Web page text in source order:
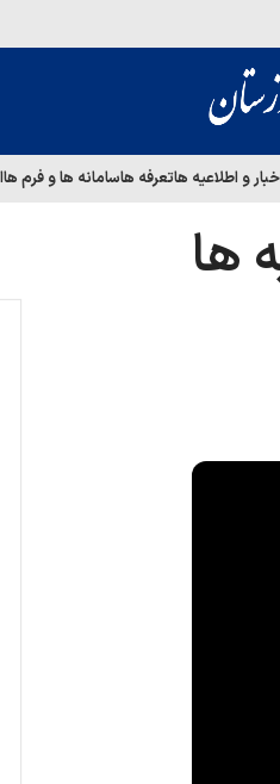
و اطلاعیه هاتعرفه هاسامانه ها و فرم ها
ها